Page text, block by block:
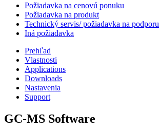
Požiadavka na cenovú ponuku
Požiadavka na produkt
Technický servis/ požiadavka na podporu
Iná požiadavka
Prehľad
Vlastnosti
Applications
Downloads
Nastavenia
Support
GC-MS Software